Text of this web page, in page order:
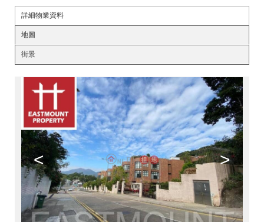
詳細物業資料
地圖
街景
< >